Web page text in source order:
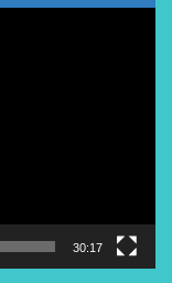
30:17